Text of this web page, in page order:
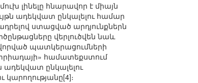
լինելը հնարավոր է միայն
ադեկվատ ընկալելու համար
ստացված արդյունքներն
վերլուծվեն նաև
պատկերացումների
համատեքստում
ընկալելու